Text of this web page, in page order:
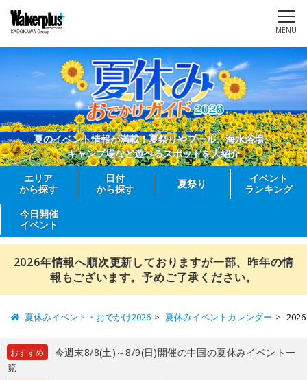
MENU
夏のイベント情報が満載！夏祭りやプール、海水浴場、
キャンプ場など遊べるスポットを大紹介
エリア
から探す
日付
から探す
夏祭り
イベント
ランキング
今日開催
イベント
2026年情報へ順次更新しておりますが一部、昨年の情
報もございます。予めご了承ください。
夏休みイベント・おでかけ2026 夏休みイベントカレンダー
おすすめ
今週末8/8(土)～8/9(日)開催の中国の夏休みイベント一
覧